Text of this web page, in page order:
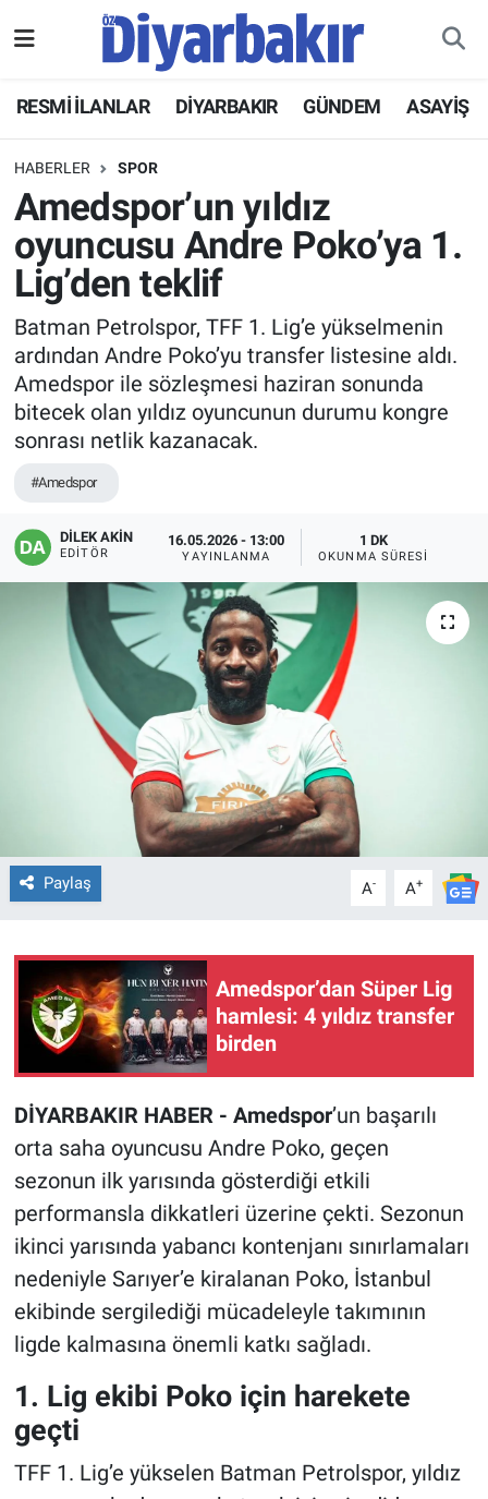
RESMİ İLANLAR DİYARBAKIR GÜNDEM ASAYİŞ
HABERLER SPOR
Amedspor’un yıldız
oyuncusu Andre Poko’ya 1.
Lig’den teklif
Batman Petrolspor, TFF 1. Lig’e yükselmenin
ardından Andre Poko’yu transfer listesine aldı.
Amedspor ile sözleşmesi haziran sonunda
bitecek olan yıldız oyuncunun durumu kongre
sonrası netlik kazanacak.
#Amedspor
DİLEK AKİN
EDITÖR
16.05.2026 - 13:00
YAYINLANMA
1 DK
OKUNMA SÜRESI
Paylaş A- A+
Amedspor’dan Süper Lig
hamlesi: 4 yıldız transfer
birden
DİYARBAKIR HABER - Amedspor’un başarılı
orta saha oyuncusu Andre Poko, geçen
sezonun ilk yarısında gösterdiği etkili
performansla dikkatleri üzerine çekti. Sezonun
ikinci yarısında yabancı kontenjanı sınırlamaları
nedeniyle Sarıyer’e kiralanan Poko, İstanbul
ekibinde sergilediği mücadeleyle takımının
ligde kalmasına önemli katkı sağladı.
1. Lig ekibi Poko için harekete
geçti
TFF 1. Lig’e yükselen Batman Petrolspor, yıldız
ASAYİŞ
DİYARBAKIR
EKONOMİ
GÜNDEM
BÖLGE
DÜNYA
KÜLTÜR SANAT
EĞİTİM
ÖZEL HABER
POLİTİKA
SAĞLIK
SPOR
TEKNOLOJİ
Hava Durumu
Namaz Vakitleri
Trafik Durumu
Süper Lig Puan Durumu ve Fikstür
Tüm Manşetler
Son Dakika Haberleri
Haber Arşivi